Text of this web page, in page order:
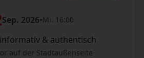
Sep. 2026•Mi. 16:00
& authentisch
auf der Stadtaußenseite